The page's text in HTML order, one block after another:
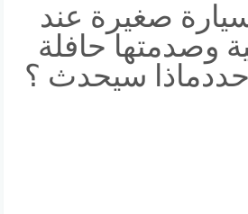
صغيرة عند
وصدمتها حافلة
سيحدث ؟